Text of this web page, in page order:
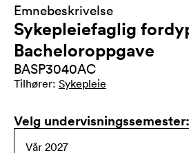
Emnebeskrivelse
Sykepleiefaglig
Bacheloroppgave
BASP3040AC
Tilhører: Sykepleie
Velg undervisningssemester: